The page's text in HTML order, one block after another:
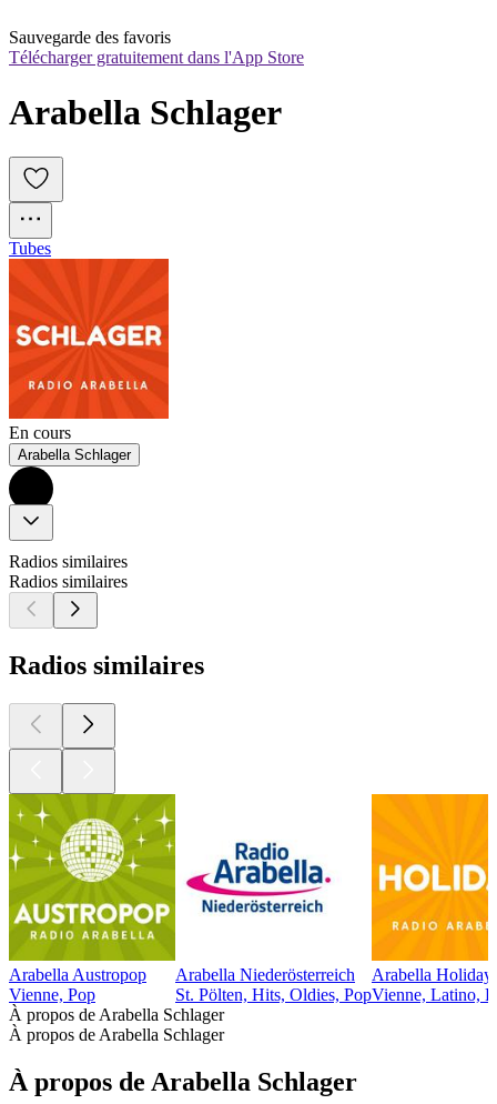
Sauvegarde des favoris
Télécharger gratuitement dans l'App Store
Arabella Schlager
Tubes
En cours
Arabella Schlager
Radios similaires
Radios similaires
Radios similaires
Arabella Austropop
Vienne, Pop
Arabella Niederösterreich
St. Pölten, Hits, Oldies, Pop
Arabella Holiday
Vienne, Latino,
À propos de Arabella Schlager
À propos de Arabella Schlager
À propos de Arabella Schlager